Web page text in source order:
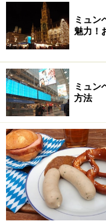
ミュン
魅力！
ミュン
方法